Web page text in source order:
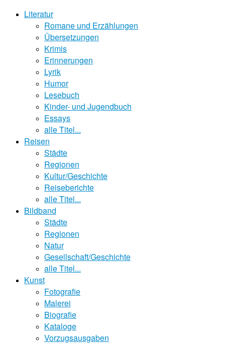
Literatur
Romane und Erzählungen
Übersetzungen
Krimis
Erinnerungen
Lyrik
Humor
Lesebuch
Kinder- und Jugendbuch
Essays
alle Titel...
Reisen
Städte
Regionen
Kultur/Geschichte
Reiseberichte
alle Titel...
Bildband
Städte
Regionen
Natur
Gesellschaft/Geschichte
alle Titel...
Kunst
Fotografie
Malerei
Biografie
Kataloge
Vorzugsausgaben